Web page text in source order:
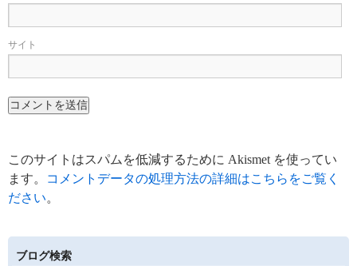
サイト
このサイトはスパムを低減するために Akismet を使ってい
ます。
コメントデータの処理方法の詳細はこちらをご覧く
ださい。
ブログ検索